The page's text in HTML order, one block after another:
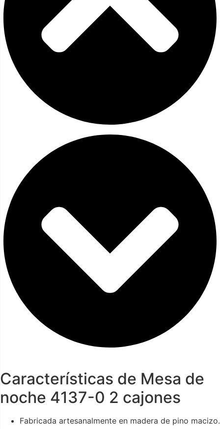
Características de Mesa de
noche 4137-0 2 cajones
Fabricada artesanalmente en madera de pino macizo.